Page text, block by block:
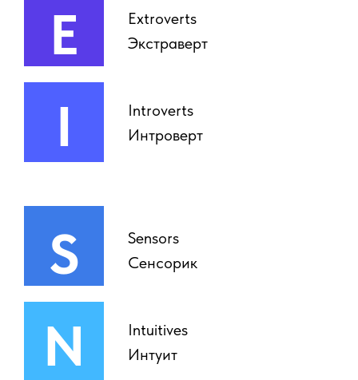
E
I
S
N
Extroverts
Экстраверт
Introverts
Интроверт
Sensors
Сенсорик
Intuitives
Интуит